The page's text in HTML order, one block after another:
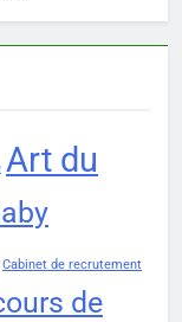
Art du
Cabinet de recrutement
de